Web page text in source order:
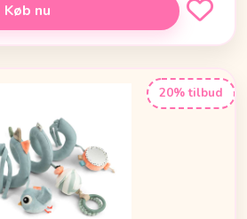
Køb nu
20% tilbud